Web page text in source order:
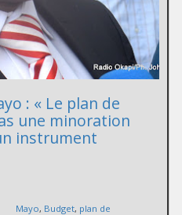
: « Le plan de
une minoration
instrument
Mayo, Budget, plan de